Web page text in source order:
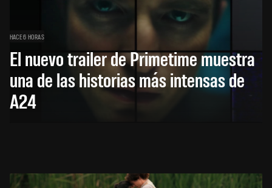
HACE 6 HORAS
El nuevo trailer de Primetime muestra
una de las historias más intensas de
A24